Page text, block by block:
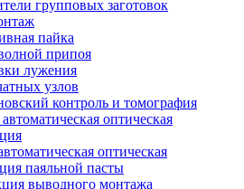
групповых заготовок
пайка
припоя
лужения
узлов
контроль и томография
оптическая
оптическая
паяльной пасты
выводного монтажа